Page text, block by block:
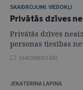
SKAIDROJUMI. VIEDOKĻI
Privātās dzīves
Privātās dzīves
personas tiesības
19 KOMENTĀRI
JEKATERINA LAPINA